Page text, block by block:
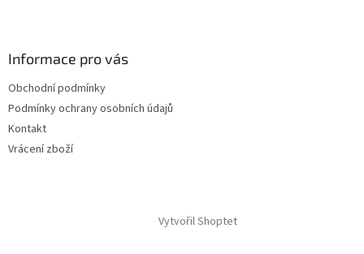
Informace pro vás
Obchodní podmínky
Podmínky ochrany osobních údajů
Kontakt
Vrácení zboží
Vytvořil Shoptet